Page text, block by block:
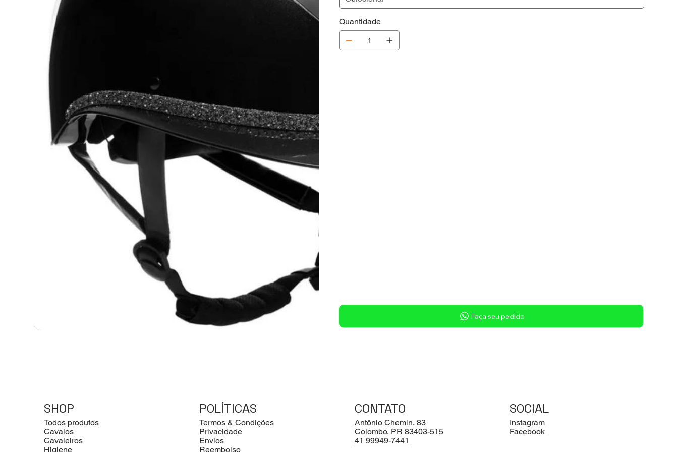
Quantidade
Faça seu pedido
SHOP
Todos produtos
Cavalos
Cavaleiros
Higiene
POLÍTICAS
Termos & Condições
Privacidade
Envios
Reembolso
CONTATO
Antônio Chemin, 83
Colombo, PR 83403-515
41 99949-7441
SOCIAL
Instagram
Facebook